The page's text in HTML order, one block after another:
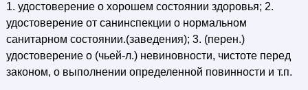
1. удостоверение о хорошем состоянии здоровья; 2.
удостоверение от санинспекции о нормальном
санитарном состоянии.(заведения); 3. (перен.)
удостоверение о (чьей-л.) невиновности, чистоте перед
законом, о выполнении определенной повинности и т.п.